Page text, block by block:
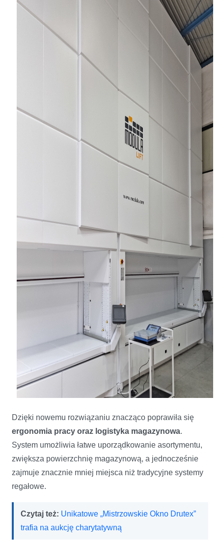
Dzięki nowemu rozwiązaniu znacząco poprawiła się
ergonomia pracy oraz logistyka magazynowa.
System umożliwia łatwe uporządkowanie asortymentu,
zwiększa powierzchnię magazynową, a jednocześnie
zajmuje znacznie mniej miejsca niż tradycyjne systemy
regałowe.
Czytaj też: Unikatowe „Mistrzowskie Okno Drutex”
trafia na aukcję charytatywną